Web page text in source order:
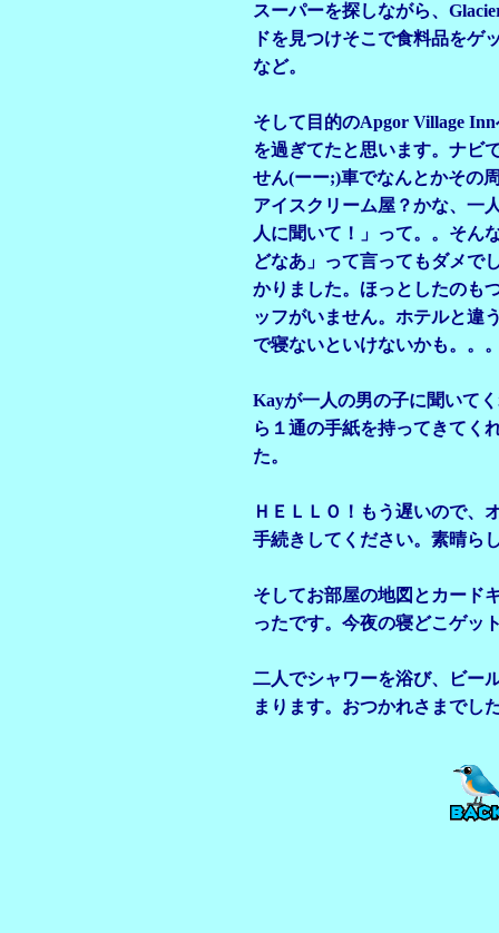
スーパーを探しながら、
ドを見つけそこで食料品をゲ
など。
そして目的のApgor Village
を過ぎてたと思います。ナビ
せん(ーー;)車でなんとかその
アイスクリーム屋？かな、一
人に聞いて！」って。。そん
どなあ」って言ってもダメで
かりました。ほっとしたのも
ッフがいません。ホテルと違
で寝ないといけないかも。。
Kayが一人の男の子に聞いて
ら１通の手紙を持ってきてく
た。
ＨＥＬＬＯ！もう遅いので、
手続きしてください。素晴ら
そしてお部屋の地図とカード
ったです。今夜の寝どこゲッ
二人でシャワーを浴び、ビー
まります。おつかれさまでし